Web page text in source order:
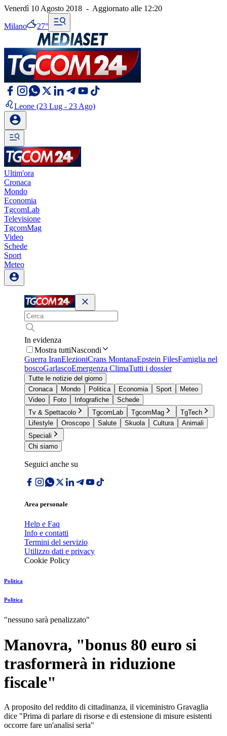
Venerdì 10 Agosto 2018 - Aggiornato alle 12:20
Milano 27°
Leone (23 Lug - 23 Ago)
Ultim'ora
Cronaca
Mondo
Economia
TgcomLab
Televisione
TgcomMag
Video
Schede
Sport
Meteo
In evidenza
Mostra tuttiNascondi
Guerra IranElezioniCrans MontanaEpstein FilesFamiglia nel
boscoGarlascoEmergenza ClimaTutti i dossier
Tutte le notizie del giorno
Cronaca
Mondo Politica Economia Sport
Meteo
Video
Foto Infografiche
Schede
Tv & Spettacolo
TgcomLab TgcomMag
TgTech
Lifestyle
Oroscopo Salute Skuola Cultura
Animali
Speciali
Chi siamo
Seguici anche su
Area personale
Help e Faq
Info e contatti
Termini del servizio
Utilizzo dati e privacy
Cookie Policy
Politica
Politica
"nessuno sarà penalizzato"
Manovra, "bonus 80 euro si
trasformerà in riduzione
fiscale"
A proposito del reddito di cittadinanza, il viceministro Gravaglia
dice "Prima di parlare di risorse e di estensione di misure esistenti
occorre fare un'analisi seria"